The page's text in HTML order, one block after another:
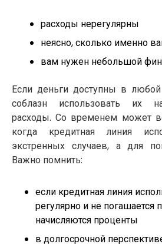
расходы нерегулярны
неясно, сколько именно
вам нужен небольшой
Если деньги доступны в
соблазн использовать их
расходы. Со временем может
когда кредитная линия
экстренных случаев, а для
Важно помнить:
если кредитная линия
регулярно и не погашается
начисляются проценты
в долгосрочной